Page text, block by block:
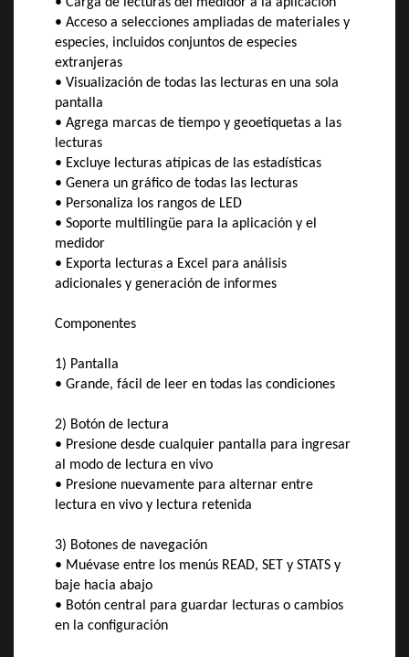
• Acceso a selecciones ampliadas de materiales y
especies, incluidos conjuntos de especies
extranjeras
• Visualización de todas las lecturas en una sola
pantalla
• Agrega marcas de tiempo y geoetiquetas a las
lecturas
• Excluye lecturas atípicas de las estadísticas
• Genera un gráfico de todas las lecturas
• Personaliza los rangos de LED
• Soporte multilingüe para la aplicación y el
medidor
• Exporta lecturas a Excel para análisis
adicionales y generación de informes
Componentes
1) Pantalla
• Grande, fácil de leer en todas las condiciones
2) Botón de lectura
• Presione desde cualquier pantalla para ingresar
al modo de lectura en vivo
• Presione nuevamente para alternar entre
lectura en vivo y lectura retenida
3) Botones de navegación
• Muévase entre los menús READ, SET y STATS y
baje hacia abajo
• Botón central para guardar lecturas o cambios
en la configuración